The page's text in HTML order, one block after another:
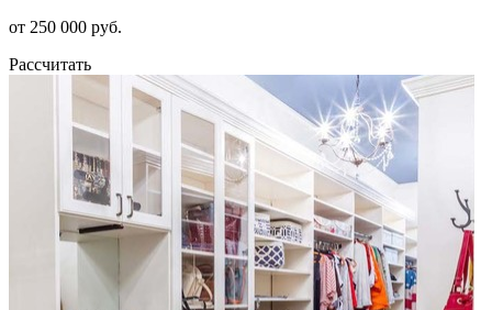
от 250 000 руб.
Рассчитать